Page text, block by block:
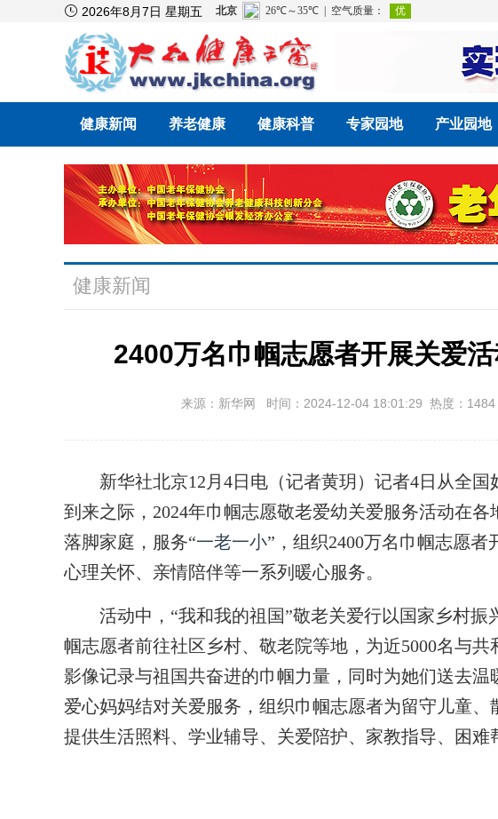
 2026年8月7日 星期五
健康新闻 养老健康 健康科普 专家园地 产业园地
健康新闻
2400万名巾帼志愿者开展关爱
来源：新华网 时间：2024-12-04 18:01:29 热度：1484
新华社北京12月4日电（记者黄玥）记者4日从全国
到来之际，2024年巾帼志愿敬老爱幼关爱服务活动在各
落脚家庭，服务“一老一小”，组织2400万名巾帼志愿者
心理关怀、亲情陪伴等一系列暖心服务。
活动中，“我和我的祖国”敬老关爱行以国家乡村振
帼志愿者前往社区乡村、敬老院等地，为近5000名与
影像记录与祖国共奋进的巾帼力量，同时为她们送去
爱心妈妈结对关爱服务，组织巾帼志愿者为留守儿童、
提供生活照料、学业辅导、关爱陪护、家教指导、困难